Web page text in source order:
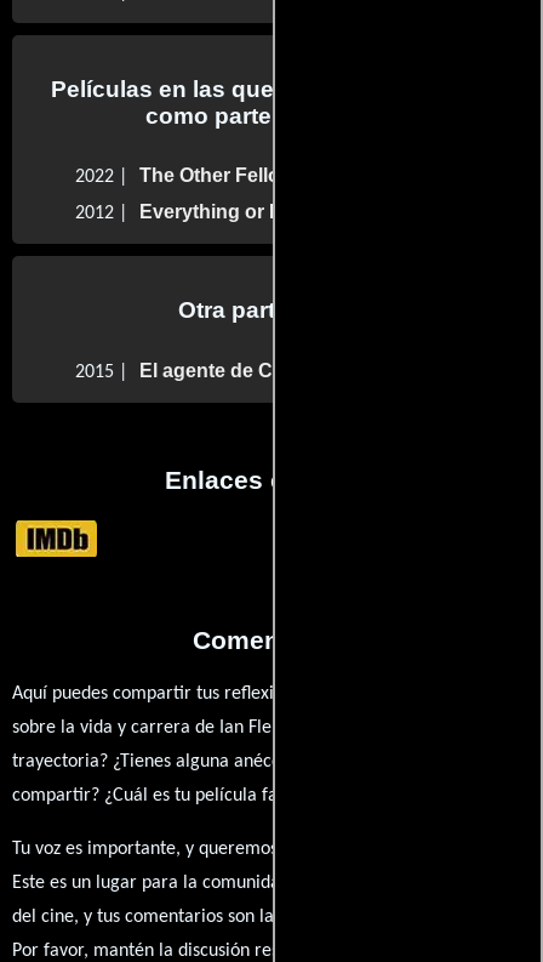
Películas en las que Ian Fleming trabajo
como parte del reparto
2022 | The Other Fellow
2012 | Everything or Nothing
Otra participaron
2015 | El agente de C.I.P.O.L.
Enlaces externos
Comentarios
Aquí puedes compartir tus reflexiones, anécdotas y opiniones
sobre la vida y carrera de Ian Fleming. ¿Qué te ha inspirado de su
trayectoria? ¿Tienes alguna anécdota personal que desees
compartir? ¿Cuál es tu película favorita en la que ha participado?
Tu voz es importante, y queremos escuchar tus pensamientos.
Este es un lugar para la comunidad de admiradores y amantes
del cine, y tus comentarios son la esencia de esta conversación.
Por favor, mantén la discusión respetuosa y constructiva.